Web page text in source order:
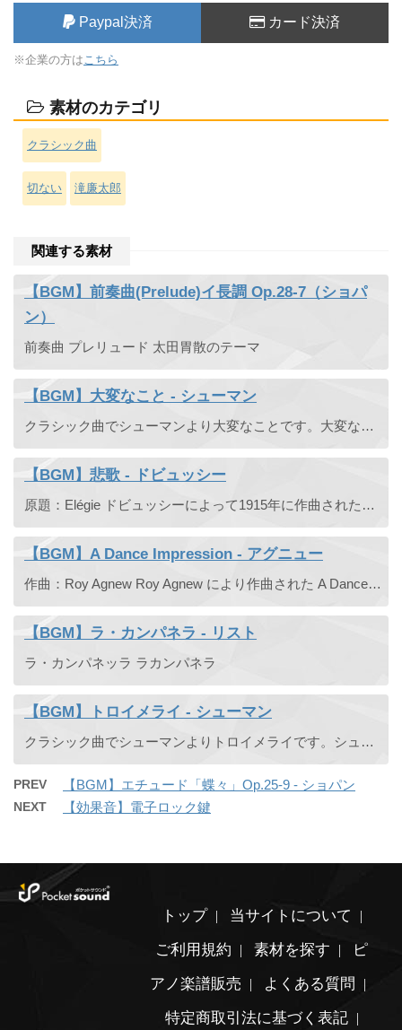
Paypal決済 カード決済
※企業の方は こちら
素材のカテゴリ
クラシック曲
切ない 滝廉太郎
関連する素材
【BGM】前奏曲(Prelude)イ長調 Op.28-7（ショパ
ン）
前奏曲 プレリュード 太田胃散のテーマ
【BGM】大変なこと - シューマン
クラシック曲でシューマンより大変なことです。大変な事が起こったようですが、明るくて勇ましい曲です。Wichtige Begebenheit
【BGM】悲歌 - ドビュッシー
原題：Elégie ドビュッシーによって1915年に作曲されたピアノ曲。低音でゆっくりな展開でどこか悲しさをにじませる曲。
【BGM】A Dance Impression - アグニュー
作曲：Roy Agnew Roy Agnew により作曲された A Dance Impression。ジャズの要素が散りばめられたお洒落な1曲。
【BGM】ラ・カンパネラ - リスト
ラ・カンパネッラ ラカンパネラ
【BGM】トロイメライ - シューマン
クラシック曲でシューマンよりトロイメライです。シューマンの曲の中でも有名な部類だと思います。睡眠中に夢を見ているようなゆったりゆらりとした優しい曲です。。Traumerei
PREV 【BGM】エチュード「蝶々」Op.25-9 - ショパン
NEXT 【効果音】電子ロック鍵
トップ
当サイトについて
ご利用規約
素材を探す
ピ
アノ楽譜販売
よくある質問
特定商取引法に基づく表記